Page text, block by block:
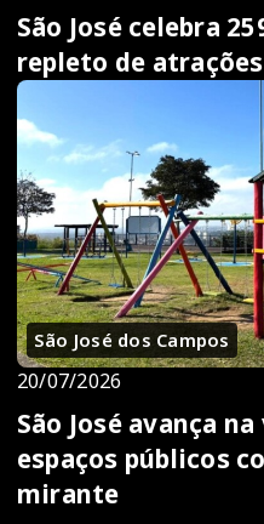
São José celebra
repleto de atrações
São José dos Campos
20/07/2026
São José avança
espaços públicos
mirante